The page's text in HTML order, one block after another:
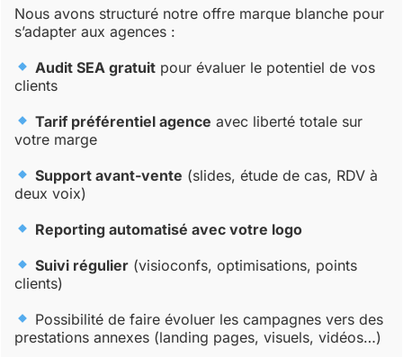
Nous avons structuré notre offre marque blanche pour
s’adapter aux agences :
Audit SEA gratuit pour évaluer le potentiel de vos
clients
Tarif préférentiel agence avec liberté totale sur
votre marge
Support avant-vente (slides, étude de cas, RDV à
deux voix)
Reporting automatisé avec votre logo
Suivi régulier (visioconfs, optimisations, points
clients)
Possibilité de faire évoluer les campagnes vers des
prestations annexes (landing pages, visuels, vidéos…)